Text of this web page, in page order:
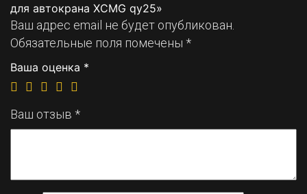
для автокрана XCMG qy25»
Ваш адрес email не будет опубликован.
Обязательные поля помечены *
Ваша оценка *
Ваш отзыв *